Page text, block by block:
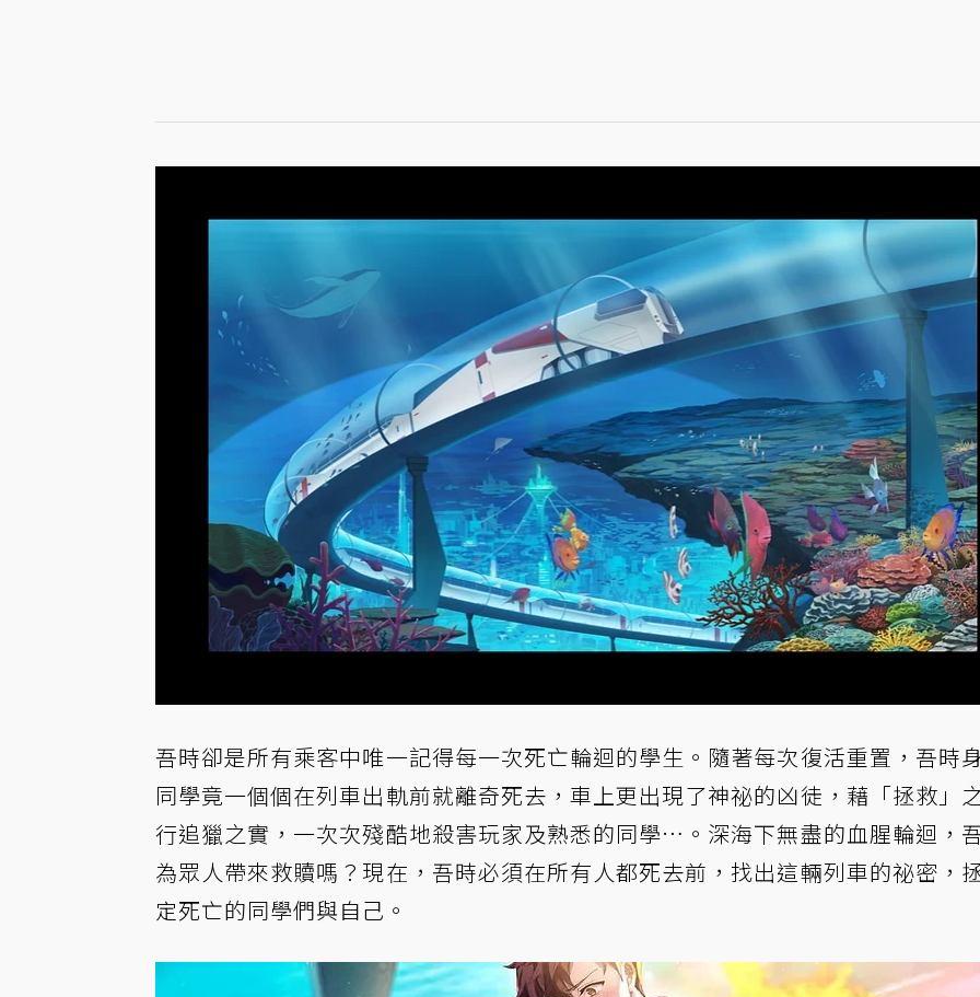
吾時卻是所有乘客中唯一記得每一次死亡輪迴的學生。隨著每次復活重置，吾時
同學竟一個個在列車出軌前就離奇死去，車上更出現了神祕的凶徒，藉「拯救」
行追獵之實，一次次殘酷地殺害玩家及熟悉的同學…。深海下無盡的血腥輪迴，
為眾人帶來救贖嗎？現在，吾時必須在所有人都死去前，找出這輛列車的祕密，
定死亡的同學們與自己。